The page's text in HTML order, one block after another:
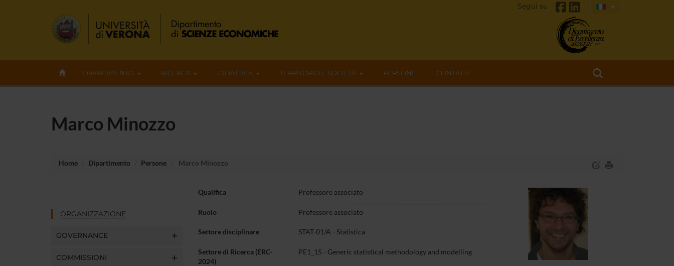
Segui su
DIPARTIMENTO RICERCA DIDATTICA TERRITORIO E SOCIETÀ PERSONE CONTATTI
Marco Minozzo
Home Dipartimento Persone Marco Minozzo
ORGANIZZAZIONE
GOVERNANCE
COMMISSIONI
Qualifica Professore associato
Ruolo Professore associato
Settore disciplinare STAT-01/A - Statistica
Settore di Ricerca (ERC-
2024)
PE1_15 - Generic statistical methodology and modelling